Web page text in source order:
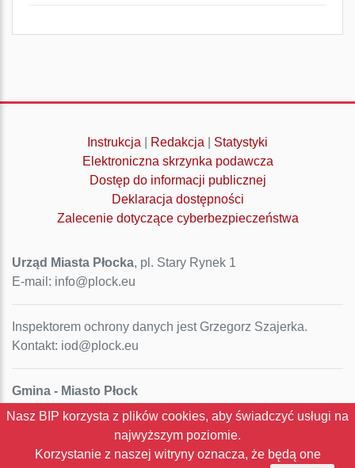
Instrukcja Redakcja
Statystyki
Elektroniczna skrzynka podawcza
Dostęp do informacji publicznej
Deklaracja dostępności
Zalecenie dotyczące cyberbezpieczeństwa
Urząd Miasta Płocka, pl. Stary Rynek 1
E-mail: info@plock.eu
Inspektorem ochrony danych jest Grzegorz Szajerka.
Kontakt: iod@plock.eu
Gmina - Miasto Płock
Pl. Stary Rynek 1
NIP: 774-31-35-712
Nasz BIP korzysta z plików cookies, aby świadczyć usługi na
najwyższym poziomie.
Korzystanie z naszej witryny oznacza, że będą one